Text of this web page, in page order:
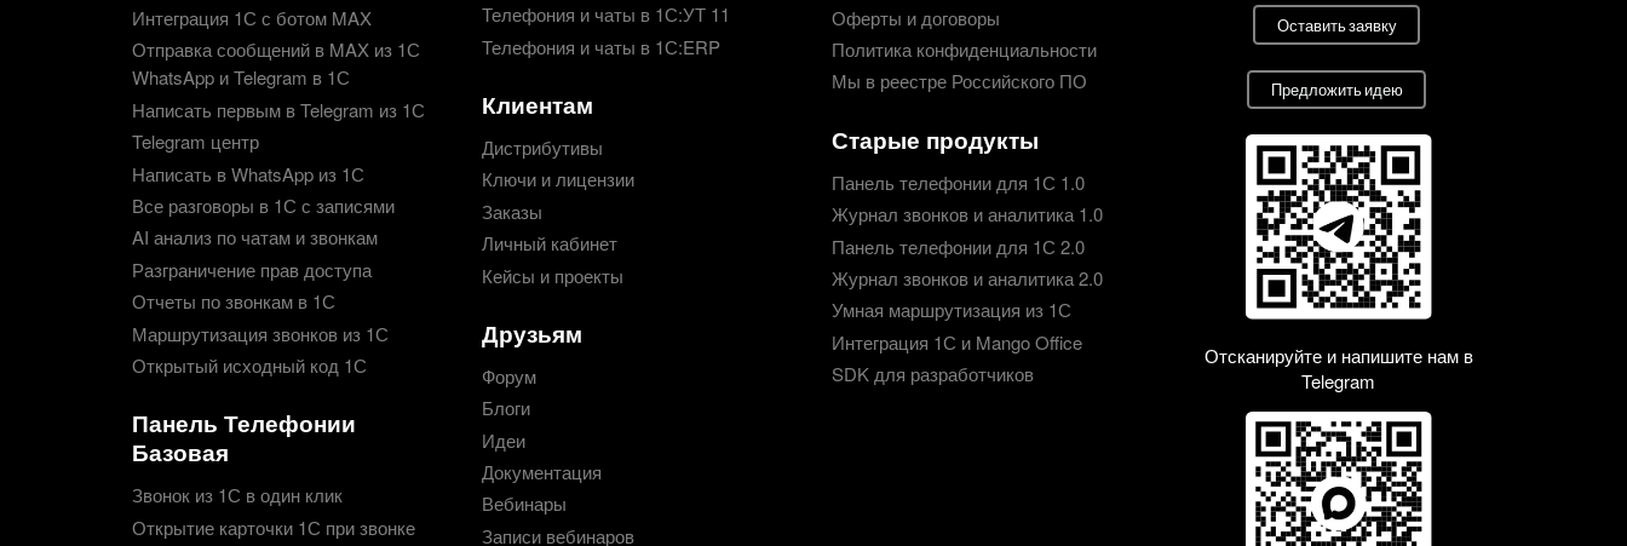
Интеграция 1С с ботом MAX
Отправка сообщений в MAX из 1С
WhatsApp и Telegram в 1С
Написать первым в Telegram из 1С
Telegram центр
Написать в WhatsApp из 1С
Все разговоры в 1С с записями
AI анализ по чатам и звонкам
Разграничение прав доступа
Отчеты по звонкам в 1С
Маршрутизация звонков из 1С
Открытый исходный код 1С
Панель Телефонии
Базовая
Звонок из 1С в один клик
Открытие карточки 1С при звонке
Телефония и чаты в 1С:УТ 11
Телефония и чаты в 1С:ERP
Клиентам
Дистрибутивы
Ключи и лицензии
Заказы
Личный кабинет
Кейсы и проекты
Друзьям
Форум
Блоги
Идеи
Документация
Вебинары
Записи вебинаров
Оферты и договоры
Политика конфиденциальности
Мы в реестре Российского ПО
Старые продукты
Панель телефонии для 1С 1.0
Журнал звонков и аналитика 1.0
Панель телефонии для 1С 2.0
Журнал звонков и аналитика 2.0
Умная маршрутизация из 1С
Интеграция 1С и Mango Office
SDK для разработчиков
Оставить заявку
Предложить идею
Отсканируйте и напишите нам в
Telegram